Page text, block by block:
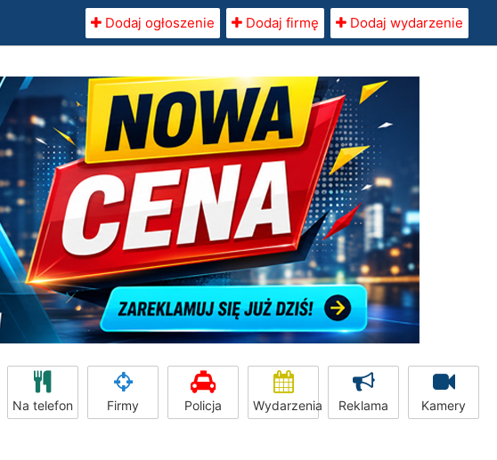
Dodaj ogłoszenie Dodaj firmę Dodaj wydarzenie
Na telefon Firmy Policja Wydarzenia Reklama Kamery